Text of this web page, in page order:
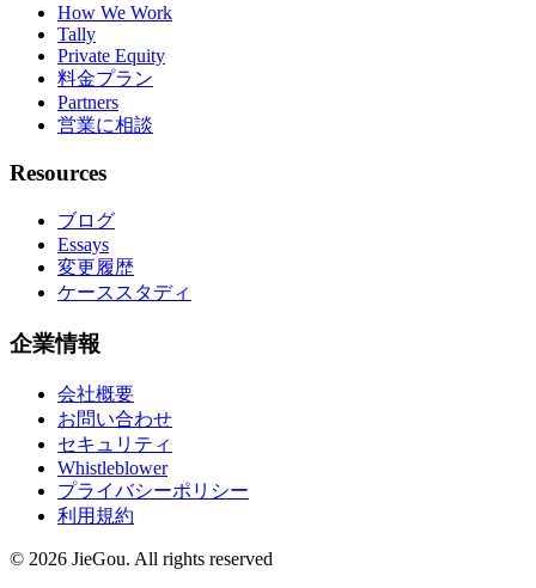
How We Work
Tally
Private Equity
料金プラン
Partners
営業に相談
Resources
ブログ
Essays
変更履歴
ケーススタディ
企業情報
会社概要
お問い合わせ
セキュリティ
Whistleblower
プライバシーポリシー
利用規約
© 2026 JieGou. All rights reserved